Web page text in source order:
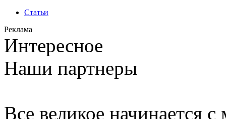
Статьи
Реклама
Интересное
Наши партнеры
Все великое начинается